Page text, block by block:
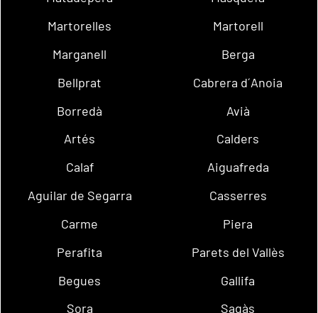
Martorelles
Martorell
Marganell
Berga
Bellprat
Cabrera d´Anoia
Borredà
Avià
Artés
Calders
Calaf
Aiguafreda
Aguilar de Segarra
Casserres
Carme
Piera
Perafita
Parets del Vallès
Begues
Gallifa
Sora
Sagàs